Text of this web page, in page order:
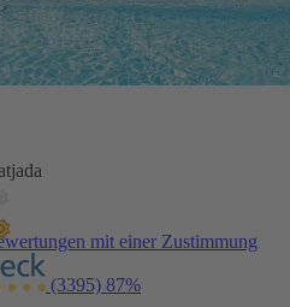
mit einer Zustimmung
(3395) 87%